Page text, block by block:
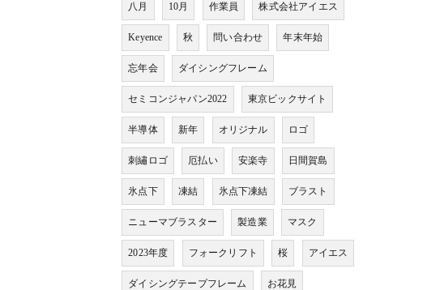
八月 10月 作業員 株式会社アイエス
Keyence 秋 問い合わせ 年末年始
忘年会 ダイシングフレーム
セミコンジャパン2022 東京ビックサイト
半導体 新年 オリジナル ロゴ
刺繡ロゴ 厄払い 安楽寺 日間賀島
氷点下 凍結 氷点下凍結 ブラスト
ニューマブラスター 製造業 マスク
2023年度 フォークリフト 桜 アイエス
ダイシングテープフレーム お花見